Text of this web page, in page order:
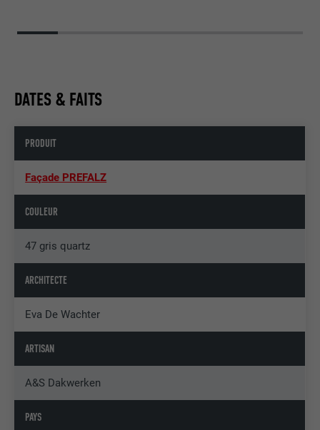
DATES & FAITS
PRODUIT
Façade PREFALZ
COULEUR
47 gris quartz
ARCHITECTE
Eva De Wachter
ARTISAN
A&S Dakwerken
PAYS